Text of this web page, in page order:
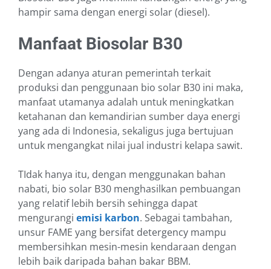
hampir sama dengan energi solar (diesel).
Manfaat Biosolar B30
Dengan adanya aturan pemerintah terkait
produksi dan penggunaan bio solar B30 ini maka,
manfaat utamanya adalah untuk meningkatkan
ketahanan dan kemandirian sumber daya energi
yang ada di Indonesia, sekaligus juga bertujuan
untuk mengangkat nilai jual industri kelapa sawit.
TIdak hanya itu, dengan menggunakan bahan
nabati, bio solar B30 menghasilkan pembuangan
yang relatif lebih bersih sehingga dapat
mengurangi emisi karbon. Sebagai tambahan,
unsur FAME yang bersifat detergency mampu
membersihkan mesin-mesin kendaraan dengan
lebih baik daripada bahan bakar BBM.